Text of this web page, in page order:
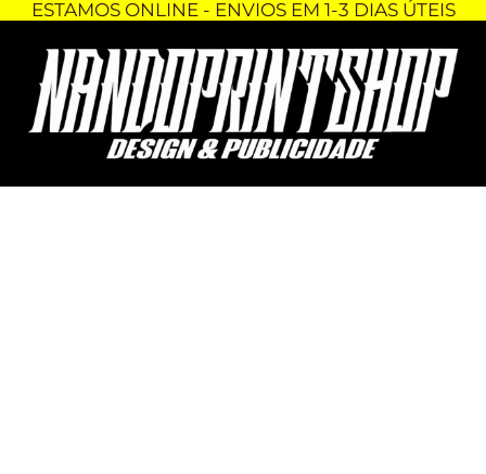
Skip
content
ESTAMOS ONLINE - ENVIOS EM 1-3 DIAS ÚTEIS
Quantidade
de
KIT
AUTOCOLANTES
YAMAHA